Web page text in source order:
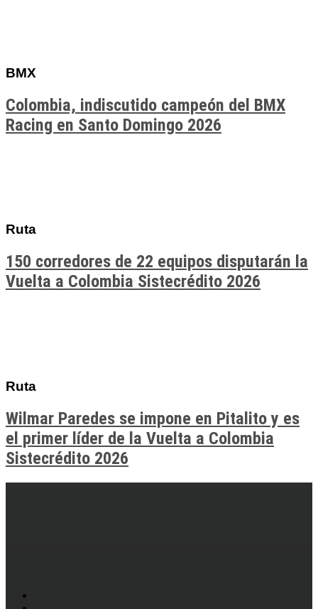
BMX
Colombia, indiscutido campeón del BMX
Racing en Santo Domingo 2026
Ruta
150 corredores de 22 equipos disputarán la
Vuelta a Colombia Sistecrédito 2026
Ruta
Wilmar Paredes se impone en Pitalito y es
el primer líder de la Vuelta a Colombia
Sistecrédito 2026